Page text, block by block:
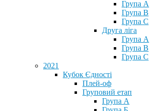
Група A
Група B
Група C
Друга ліга
Група A
Група B
Група C
2021
Кубок Єдності
Плей-оф
Груповий етап
Група А